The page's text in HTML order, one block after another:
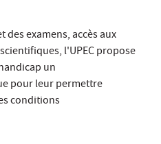
des examens, accès aux
l'UPEC propose
un
pour leur permettre
conditions